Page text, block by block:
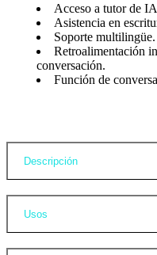
Acceso a tutor de
Asistencia en
Soporte multilingüe.
Retroalimentación
conversación.
Función de
Descripción
Usos